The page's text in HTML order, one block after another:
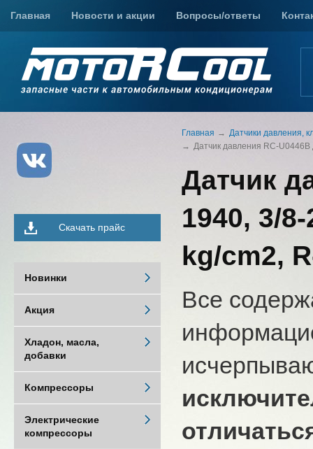
Главная Новости и акции Вопросы/ответы
Главная
Датчики давления,
Датчик давления RC-
Датчик
1940, 3/
kg/cm2,
Все
Скачать прайс
Новинки
Акция
Хладон, масла,
добавки
Компрессоры
Электрические
компрессоры